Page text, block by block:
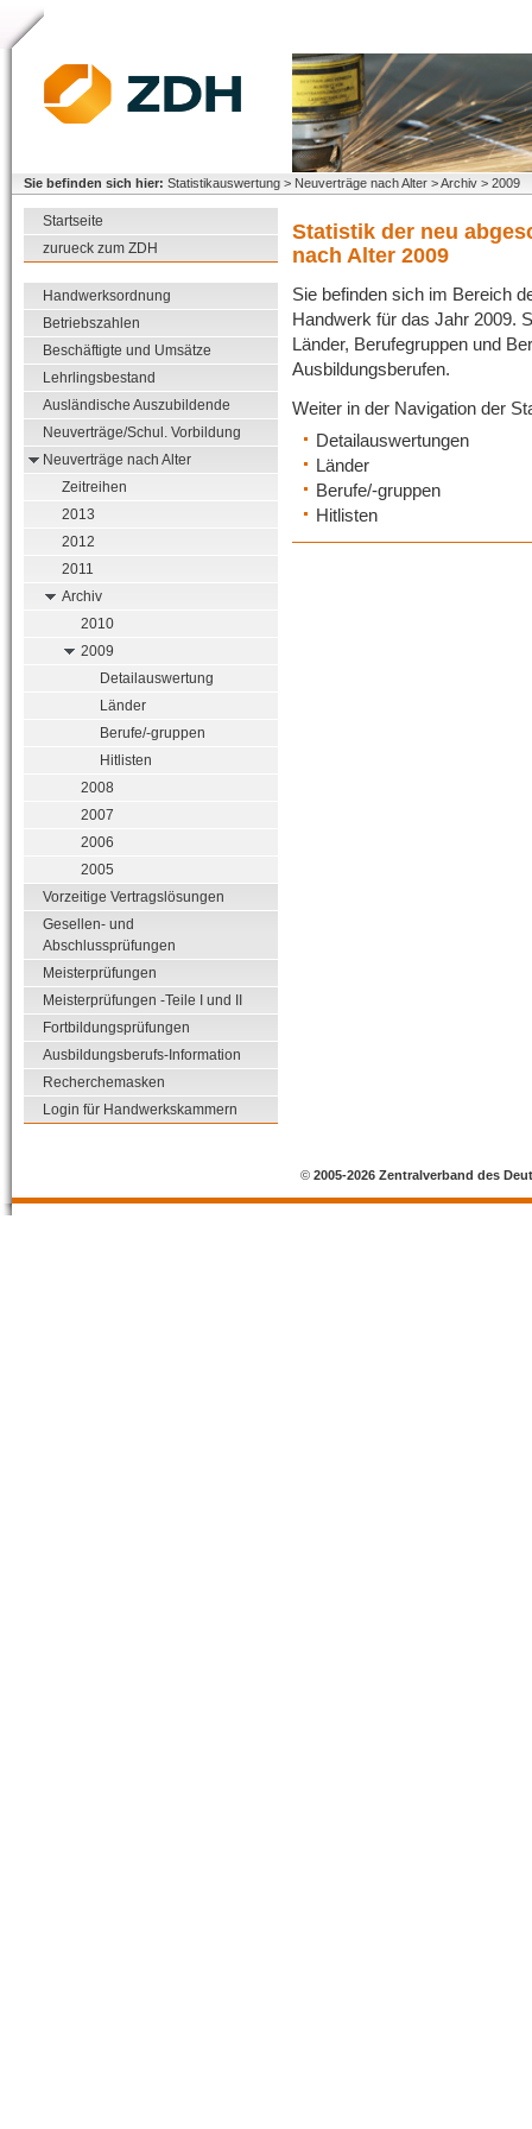
Sie befinden sich hier: Statistikauswertung > Neuverträge nach Alter > Archiv > 2009
Statistik der neu
nach Alter 2009
Sie befinden sich im Bereich
Handwerk für das Jahr 2009.
Länder, Berufegruppen und
Ausbildungsberufen.
Weiter in der Navigation der
Detailauswertungen
Länder
Berufe/-gruppen
Hitlisten
Startseite
zurueck zum ZDH
Handwerksordnung
Betriebszahlen
Beschäftigte und Umsätze
Lehrlingsbestand
Ausländische Auszubildende
Neuverträge/Schul. Vorbildung
Neuverträge nach Alter
Zeitreihen
2013
2012
2011
Archiv
2010
2009
Detailauswertung
Länder
Berufe/-gruppen
Hitlisten
2008
2007
2006
2005
Vorzeitige Vertragslösungen
Gesellen- und
Abschlussprüfungen
Meisterprüfungen
Meisterprüfungen -Teile I und II
Fortbildungsprüfungen
Ausbildungsberufs-Information
Recherchemasken
Login für Handwerkskammern
© 2005-2026 Zentralverband des